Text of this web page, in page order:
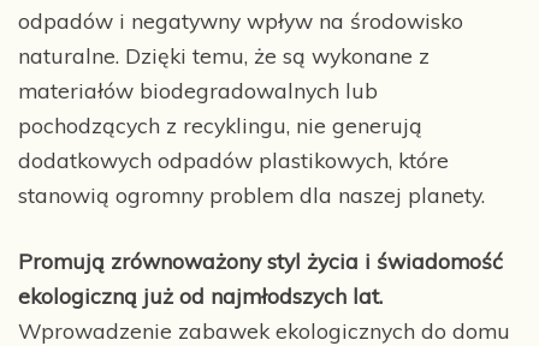
odpadów i negatywny wpływ na środowisko
naturalne. Dzięki temu, że są wykonane z
materiałów biodegradowalnych lub
pochodzących z recyklingu, nie generują
dodatkowych odpadów plastikowych, które
stanowią ogromny problem dla naszej planety.
Promują zrównoważony styl życia i świadomość
ekologiczną już od najmłodszych lat.
Wprowadzenie zabawek ekologicznych do domu